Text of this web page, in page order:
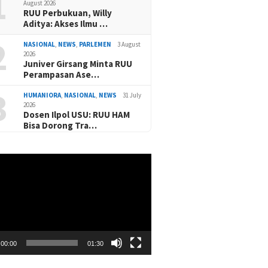
August 2026
RUU Perbukuan, Willy
Aditya: Akses Ilmu …
NASIONAL, NEWS, PARLEMEN
3 August
2026
Juniver Girsang Minta RUU
Perampasan Ase…
HUMANIORA, NASIONAL, NEWS
31 July
2026
Dosen Ilpol USU: RUU HAM
Bisa Dorong Tra…
00:00 01:30